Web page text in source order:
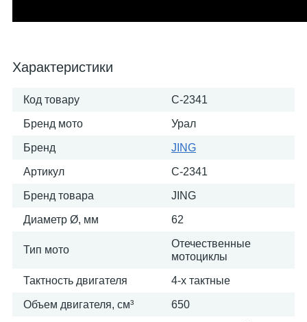
Характеристики
Код товару C-2341
Бренд мото Урал
Бренд JING
Артикул C-2341
Бренд товара JING
Диаметр Ø, мм 62
Тип мото
Отечественные
мотоциклы
Тактность двигателя 4-х тактные
Объем двигателя, см³ 650